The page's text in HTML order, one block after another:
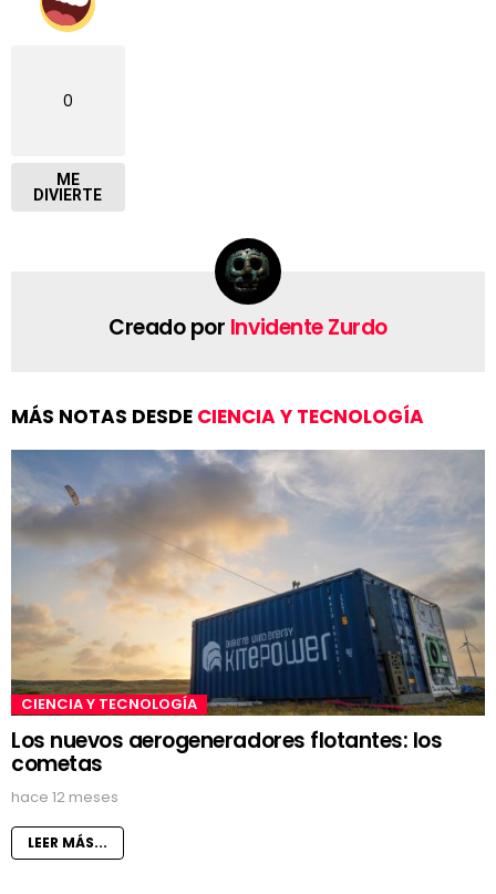
0
ME
DIVIERTE
Creado por Invidente Zurdo
MÁS NOTAS DESDE CIENCIA Y TECNOLOGÍA
CIENCIA Y TECNOLOGÍA
Los nuevos aerogeneradores flotantes: los
cometas
hace 12 meses
LEER MÁS...